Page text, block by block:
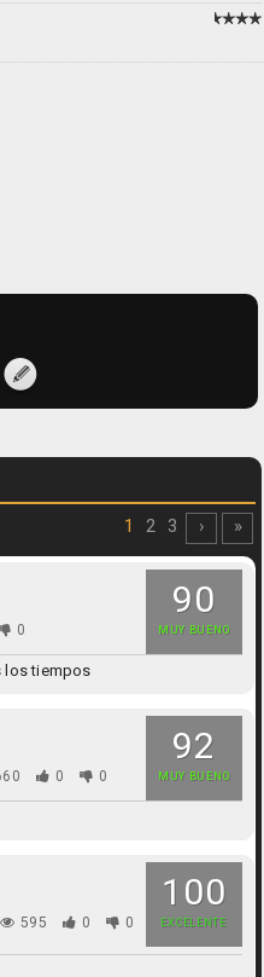
1 2 3 › »
90
MUY BUENO
0
los tiempos
92
MUY BUENO
0 0
100
EXCELENTE
595 0 0